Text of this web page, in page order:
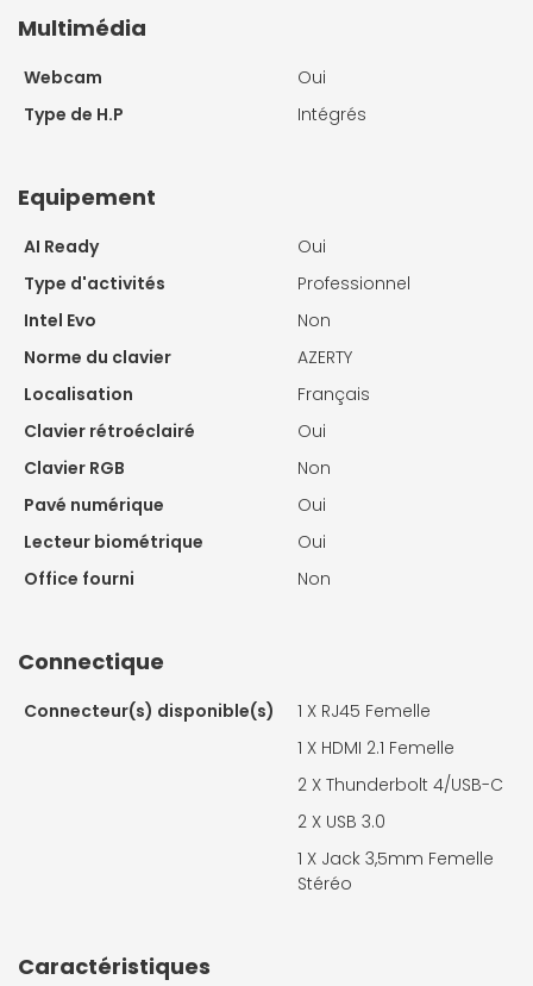
Multimédia
Webcam
Oui
Type de H.P
Intégrés
Equipement
AI Ready
Oui
Type d'activités
Professionnel
Intel Evo
Non
Norme du clavier
AZERTY
Localisation
Français
Clavier rétroéclairé
Oui
Clavier RGB
Non
Pavé numérique
Oui
Lecteur biométrique
Oui
Office fourni
Non
Connectique
Connecteur(s) disponible(s) 1 X RJ45 Femelle
1 X HDMI 2.1 Femelle
2 X Thunderbolt 4/USB-C
2 X USB 3.0
1 X Jack 3,5mm Femelle
Stéréo
Caractéristiques